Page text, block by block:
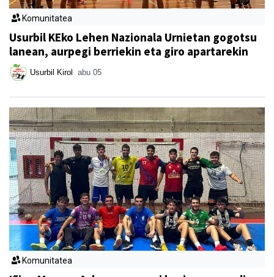
Komunitatea
Usurbil KEko Lehen Nazionala Urnietan gogotsu
lanean, aurpegi berriekin eta giro apartarekin
Usurbil Kirol abu 05
Komunitatea